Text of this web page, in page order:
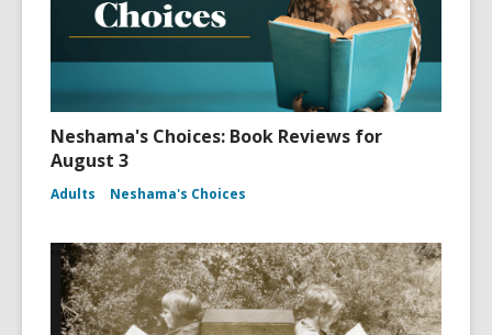
Neshama's Choices: Book Reviews for
August 3
Adults Neshama's Choices